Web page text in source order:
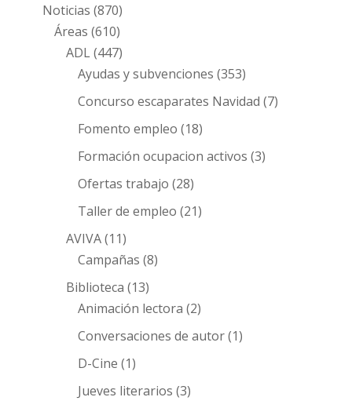
Noticias (870)
Áreas (610)
ADL(447)
Ayudas y subvenciones (353)
Concurso escaparates Navidad (7)
Fomento empleo (18)
Formación ocupacion activos (3)
Ofertas trabajo (28)
Taller de empleo (21)
AVIVA(11)
Campañas (8)
Biblioteca (13)
Animación lectora (2)
Conversaciones de autor(1)
D-Cine (1)
Jueves literarios (3)